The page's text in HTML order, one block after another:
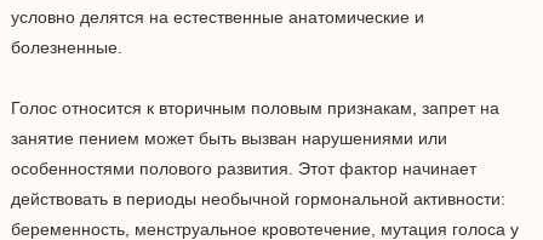
условно делятся на естественные анатомические и
болезненные.
Голос относится к вторичным половым признакам, запрет на
занятие пением может быть вызван нарушениями или
особенностями полового развития. Этот фактор начинает
действовать в периоды необычной гормональной активности:
беременность, менструальное кровотечение, мутация голоса у